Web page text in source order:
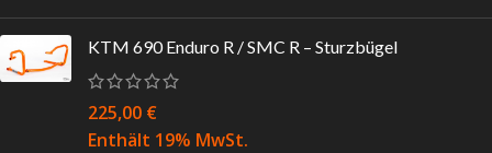
KTM 690 Enduro R / SMC R – Sturzbügel
225,00 €
Enthält 19% MwSt.